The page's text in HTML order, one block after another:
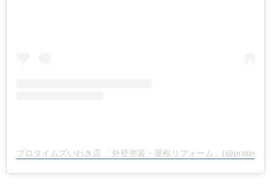
プロタイムズいわき店 「外壁塗装・屋根リフォーム」